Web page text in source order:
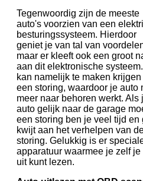
Tegenwoordig zijn de meeste
auto's voorzien van een
besturingssysteem. Hierdoor
geniet je van tal van
maar er kleeft ook een groot
aan dit elektronische
kan namelijk te maken krijgen
een storing, waardoor je auto
meer naar behoren werkt. Als
auto gelijk naar de garage
een storing ben je veel tijd en
kwijt aan het verhelpen van
storing. Gelukkig is er
apparatuur waarmee je zelf je
uit kunt lezen.